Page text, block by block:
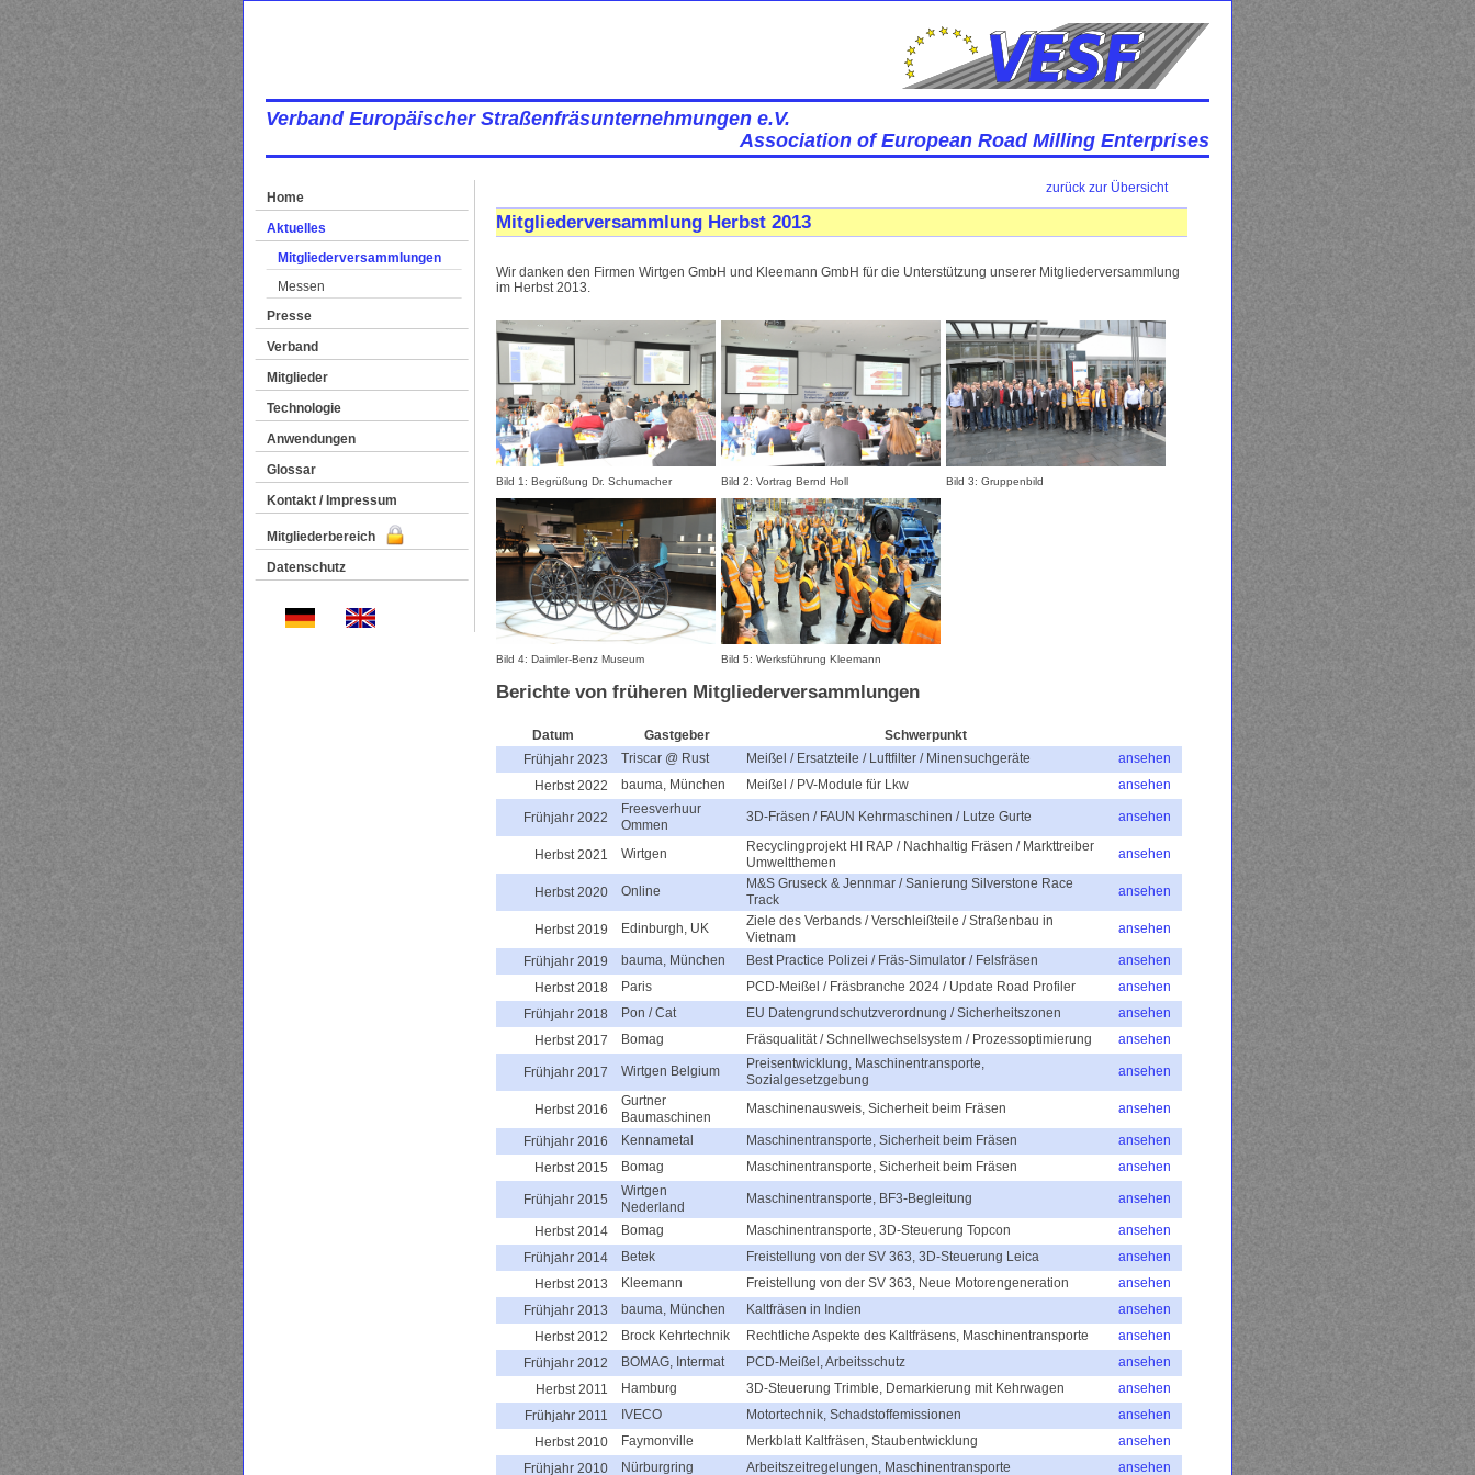
Verband Europäischer Straßenfräsunternehmungen e.V.
Association of European Road Milling Enterprises
Home
Aktuelles
Mitgliederversammlungen
Messen
Presse
Verband
Mitglieder
Technologie
Anwendungen
Glossar
Kontakt / Impressum
Mitgliederbereich
Datenschutz
zurück zur Übersicht
Mitgliederversammlung Herbst 2013
Wir danken den Firmen Wirtgen GmbH und Kleemann GmbH für die Unterstützung unserer Mitgliederversammlung
im Herbst 2013.
Bild 1: Begrüßung Dr. Schumacher Bild 2: Vortrag Bernd Holl Bild 3: Gruppenbild
Bild 4: Daimler-Benz Museum Bild 5: Werksführung Kleemann
Berichte von früheren Mitgliederversammlungen
Datum Gastgeber
Schwerpunkt
Frühjahr 2023
Triscar @ Rust Meißel / Ersatzteile / Luftfilter / Minensuchgeräte
ansehen
Herbst 2022
bauma, München Meißel / PV-Module für Lkw ansehen
Frühjahr 2022
Freesverhuur
Ommen
3D-Fräsen / FAUN Kehrmaschinen / Lutze Gurte ansehen
Herbst 2021 Wirtgen
Recyclingprojekt HI RAP / Nachhaltig Fräsen / Markttreiber
Umweltthemen
ansehen
Herbst 2020 Online
M&S Gruseck & Jennmar / Sanierung Silverstone Race
Track
ansehen
Herbst 2019 Edinburgh, UK
Ziele des Verbands / Verschleißteile / Straßenbau in
Vietnam
ansehen
Frühjahr 2019 bauma, München Best Practice Polizei / Fräs-Simulator / Felsfräsen
ansehen
Herbst 2018
Paris PCD-Meißel / Fräsbranche 2024 / Update Road Profiler
ansehen
Frühjahr 2018
Pon / Cat EU Datengrundschutzverordnung / Sicherheitszonen
ansehen
Herbst 2017
Bomag Fräsqualität / Schnellwechselsystem / Prozessoptimierung ansehen
Frühjahr 2017 Wirtgen Belgium
Preisentwicklung, Maschinentransporte,
Sozialgesetzgebung
ansehen
Herbst 2016
Gurtner
Baumaschinen
Maschinenausweis, Sicherheit beim Fräsen ansehen
Frühjahr 2016 Kennametal Maschinentransporte, Sicherheit beim Fräsen
ansehen
Herbst 2015
Bomag Maschinentransporte, Sicherheit beim Fräsen ansehen
Frühjahr 2015
Wirtgen
Nederland
Maschinentransporte, BF3-Begleitung ansehen
Herbst 2014 Bomag Maschinentransporte, 3D-Steuerung Topcon
ansehen
Frühjahr 2014
Betek Freistellung von der SV 363, 3D-Steuerung Leica
ansehen
Herbst 2013
Kleemann Freistellung von der SV 363, Neue Motorengeneration
ansehen
Frühjahr 2013
bauma, München Kaltfräsen in Indien
ansehen
Herbst 2012
Brock Kehrtechnik Rechtliche Aspekte des Kaltfräsens, Maschinentransporte
ansehen
Frühjahr 2012
BOMAG, Intermat PCD-Meißel, Arbeitsschutz
ansehen
Herbst 2011
Hamburg 3D-Steuerung Trimble, Demarkierung mit Kehrwagen
ansehen
Frühjahr 2011
IVECO Motortechnik, Schadstoffemissionen
ansehen
Herbst 2010
Faymonville Merkblatt Kaltfräsen, Staubentwicklung
ansehen
Frühjahr 2010
Nürburgring Arbeitszeitregelungen, Maschinentransporte ansehen